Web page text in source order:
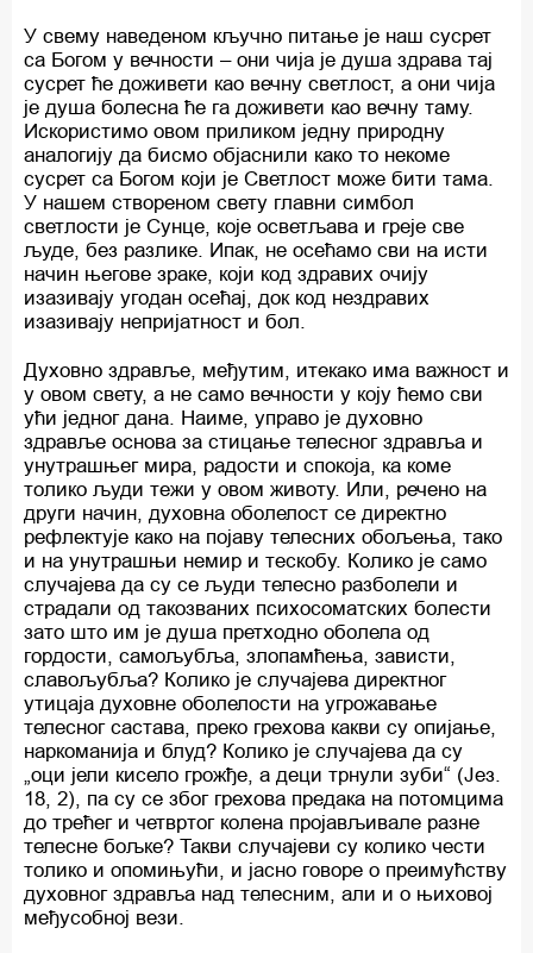
У свему наведеном кључно питање је наш сусрет
са Богом у вечности – они чија је душа здрава тај
сусрет ће доживети као вечну светлост, а они чија
је душа болесна ће га доживети као вечну таму.
Искористимо овом приликом једну природну
аналогију да бисмо објаснили како то некоме
сусрет са Богом који је Светлост може бити тама.
У нашем створеном свету главни симбол
светлости је Сунце, које осветљава и греје све
људе, без разлике. Ипак, не осећамо сви на исти
начин његове зраке, који код здравих очију
изазивају угодан осећај, док код нездравих
изазивају непријатност и бол.
Духовно здравље, међутим, итекако има важност и
у овом свету, а не само вечности у коју ћемо сви
ући једног дана. Наиме, управо је духовно
здравље основа за стицање телесног здравља и
унутрашњег мира, радости и спокоја, ка коме
толико људи тежи у овом животу. Или, речено на
други начин, духовна оболелост се директно
рефлектује како на појаву телесних обољења, тако
и на унутрашњи немир и тескобу. Колико је само
случајева да су се људи телесно разболели и
страдали од такозваних психосоматских болести
зато што им је душа претходно оболела од
гордости, самољубља, злопамћења, зависти,
славољубља? Колико је случајева директног
утицаја духовне оболелости на угрожавање
телесног састава, преко грехова какви су опијање,
наркоманија и блуд? Колико је случајева да су
„оци јели кисело грожђе, а деци трнули зуби“ (Јез.
18, 2), па су се због грехова предака на потомцима
до трећег и четвртог колена пројављивале разне
телесне бољке? Такви случајеви су колико чести
толико и опомињући, и јасно говоре о преимућству
духовног здравља над телесним, али и о њиховој
међусобној вези.